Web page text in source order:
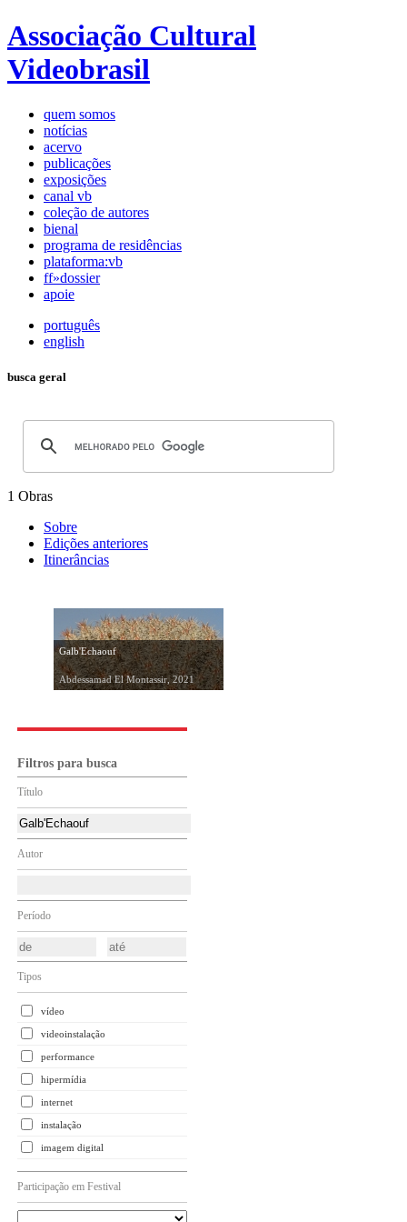
Associação Cultural
Videobrasil
quem somos
notícias
acervo
publicações
exposições
canal vb
coleção de autores
bienal
programa de residências
plataforma:vb
ff»dossier
apoie
português
english
busca geral
1 Obras
Sobre
Edições anteriores
Itinerâncias
Galb'Echaouf
Abdessamad El Montassir, 2021
Filtros para busca
Título
Autor
Período
Tipos
vídeo
videoinstalação
performance
hipermídia
internet
instalação
imagem digital
Participação em Festival